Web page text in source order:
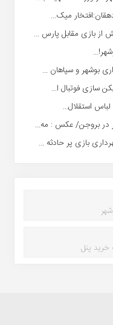
میک...
بازی مقابل پارس ...
بوشهر و سپاهان ...
سازی فوتبال ا...
استقلال...
در بروجن/ عکس : مه...
بازی پر حادثه ...